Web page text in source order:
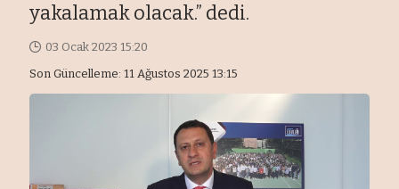
yakalamak olacak.” dedi.
Son Güncelleme: 11 Ağustos 2025 13:15
03 Ocak 2023 15:20